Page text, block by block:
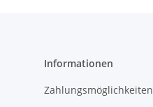
Informationen
Zahlungsmöglichkeiten